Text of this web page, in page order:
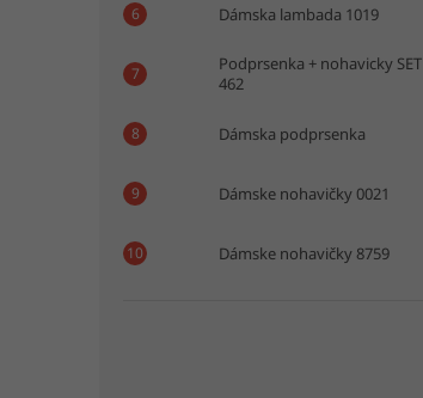
Dámska lambada 1019
Podprsenka + nohavicky SET
462
Dámska podprsenka
Dámske nohavičky 0021
Dámske nohavičky 8759